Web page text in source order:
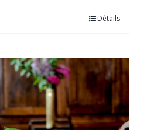
Détails